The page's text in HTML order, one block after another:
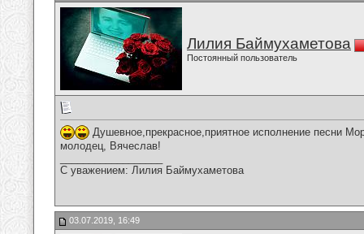
Лилия Баймухаметова
Постоянный пользователь
Душевное,прекрасное,приятное исполнение песни
молодец, Вячеслав!
С уважением: Лилия Баймухаметова
03.07.2019, 16:49